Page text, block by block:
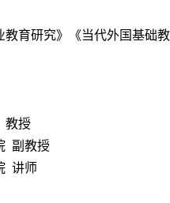
育研究》《当代外国基础
教授
副教授
讲师